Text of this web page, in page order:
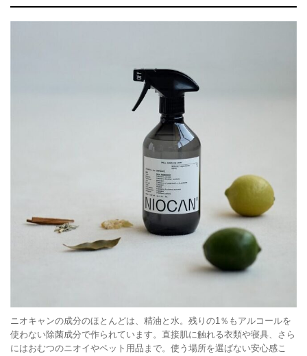
ニオキャンの成分のほとんどは、精油と水。残りの1％もアルコールを
使わない除菌成分で作られています。直接肌に触れる衣類や寝具、さら
にはおむつのニオイやペット用品まで。使う場所を選ばない安心感こ